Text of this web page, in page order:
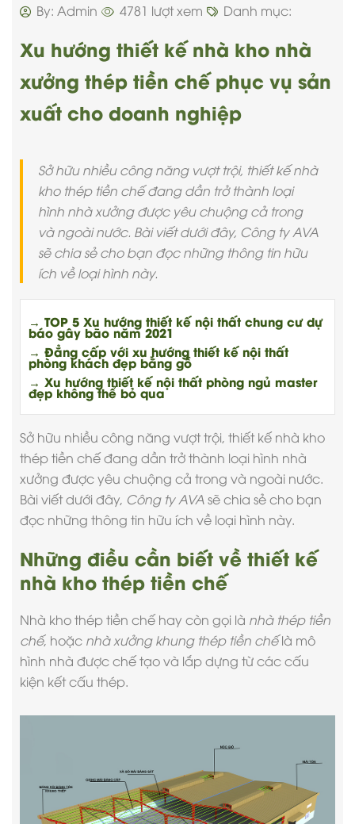
By: Admin 4781 lượt xem Danh mục:
Xu hướng thiết kế nhà kho nhà
xưởng thép tiền chế phục vụ sản
xuất cho doanh nghiệp
Sở hữu nhiều công năng vượt trội, thiết kế nhà
kho thép tiền chế đang dần trở thành loại
hình nhà xưởng được yêu chuộng cả trong
và ngoài nước. Bài viết dưới đây, Công ty AVA
sẽ chia sẻ cho bạn đọc những thông tin hữu
ích về loại hình này.
→ TOP 5 Xu hướng thiết kế nội thất chung cư dự
báo gây bão năm 2021
→ Đẳng cấp với xu hướng thiết kế nội thất
phòng khách đẹp bằng gỗ
→ Xu hướng thiết kế nội thất phòng ngủ master
đẹp không thể bỏ qua
Sở hữu nhiều công năng vượt trội, thiết kế nhà kho
thép tiền chế đang dần trở thành loại hình nhà
xưởng được yêu chuộng cả trong và ngoài nước.
Bài viết dưới đây, Công ty AVAsẽ chia sẻ cho bạn
đọc những thông tin hữu ích về loại hình này.
Những điều cần biết về thiết kế
nhà kho thép tiền chế
Nhà khothép tiền chế hay còn gọi là nhà thép tiền
chế, hoặc nhà xưởng khung thép tiền chếlà mô
hình nhà được chế tạo và lắp dựng từ các cấu
kiện kết cấu thép.